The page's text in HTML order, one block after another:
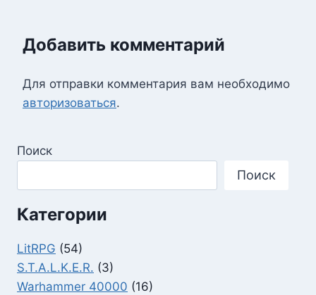
Добавить комментарий
Для отправки комментария вам необходимо
авторизоваться.
Поиск
Поиск
Категории
LitRPG (54)
S.T.A.L.K.E.R. (3)
Warhammer 40000 (16)